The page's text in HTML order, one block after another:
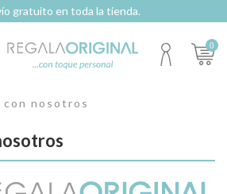
gratuito en toda la tienda.
0
nosotros